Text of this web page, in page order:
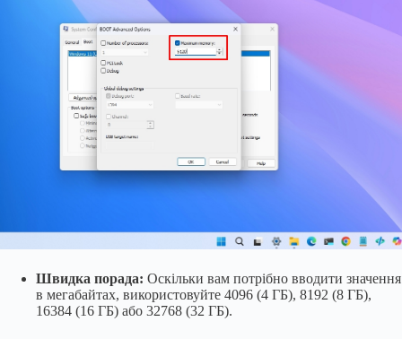
Швидка порада: Оскільки вам потрібно вводити значення
в мегабайтах, використовуйте 4096 (4 ГБ), 8192 (8 ГБ),
16384 (16 ГБ) або 32768 (32 ГБ).